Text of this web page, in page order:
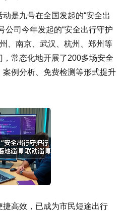
是九号在全国发起的“安全出
公司今年发起的“安全出行守护
、南京、武汉、杭州、郑州等
常态化地开展了200多场安全
例分析、免费检测等形式提升
高效，已成为市民短途出行